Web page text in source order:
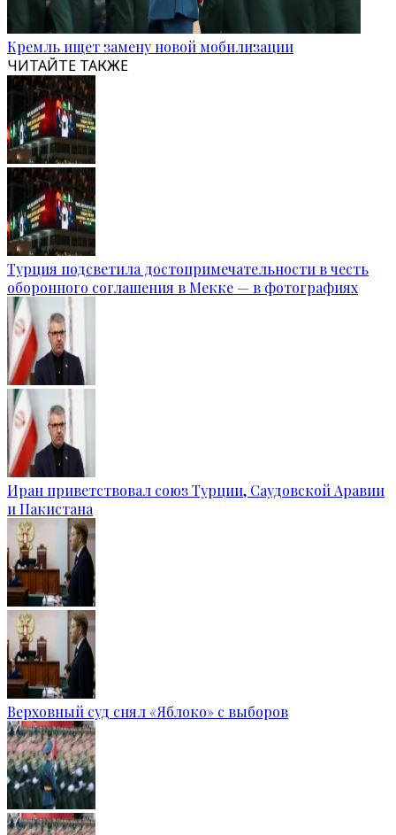
Кремль ищет замену новой мобилизации
ЧИТАЙТЕ ТАКЖЕ
Турция подсветила достопримечательности в честь
оборонного соглашения в Мекке — в фотографиях
Иран приветствовал союз Турции, Саудовской Аравии
и Пакистана
Верховный суд снял «Яблоко» с выборов